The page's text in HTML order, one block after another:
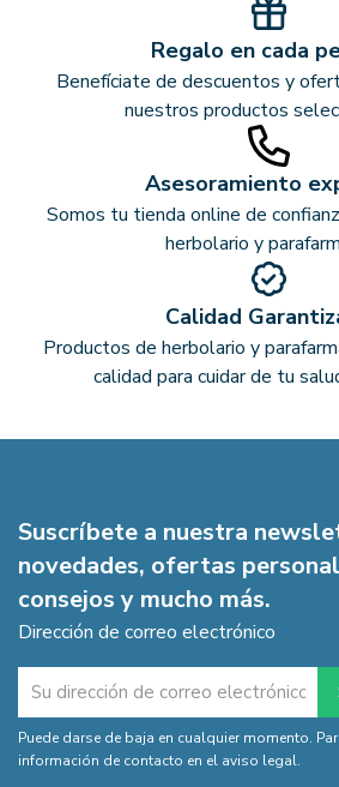
Regalo en cada
Benefíciate de descuentos y
nuestros productos
Asesoramiento
Somos tu tienda online de
herbolario y
Calidad
Productos de herbolario y
calidad para cuidar de tu
Suscríbete a nuestra
novedades, ofertas
consejos y mucho más.
Dirección de correo electrónico
Puede darse de baja en cualquier momento.
información de contacto en el aviso legal.